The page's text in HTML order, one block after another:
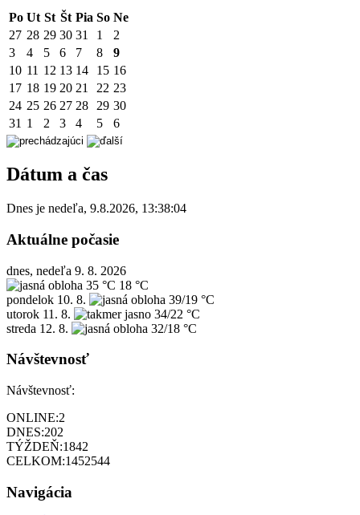
Po Ut St Št Pia So Ne
27 28 29 30 31 1
2
3
4 5 6 7 8
9
10 11 12 13 14 15 16
17 18 19 20 21 22 23
24 25 26 27 28 29 30
31 1 2 3 4 5 6
Dátum a čas
Dnes je nedeľa, 9.8.2026, 13:38:04
Aktuálne počasie
dnes, nedeľa 9. 8. 2026
35 °C 18 °C
pondelok 10. 8.
39/19 °C
utorok 11. 8.
34/22 °C
streda 12. 8. 32/18 °C
Návštevnosť
Návštevnosť:
ONLINE:2
DNES:202
TÝŽDEŇ:1842
CELKOM:1452544
Navigácia